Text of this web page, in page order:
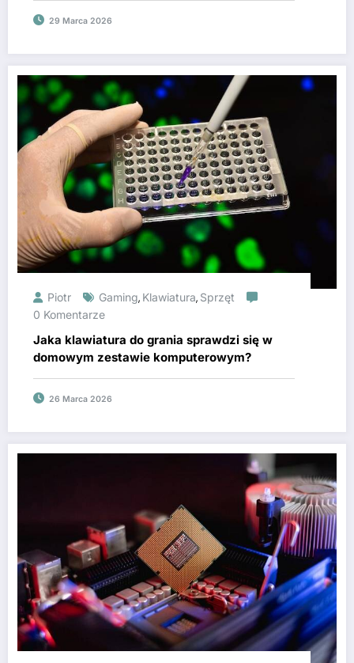
29 Marca 2026
Piotr Gaming, Klawiatura, Sprzęt
0 Komentarze
Jaka klawiatura do grania sprawdzi się w
domowym zestawie komputerowym?
26 Marca 2026